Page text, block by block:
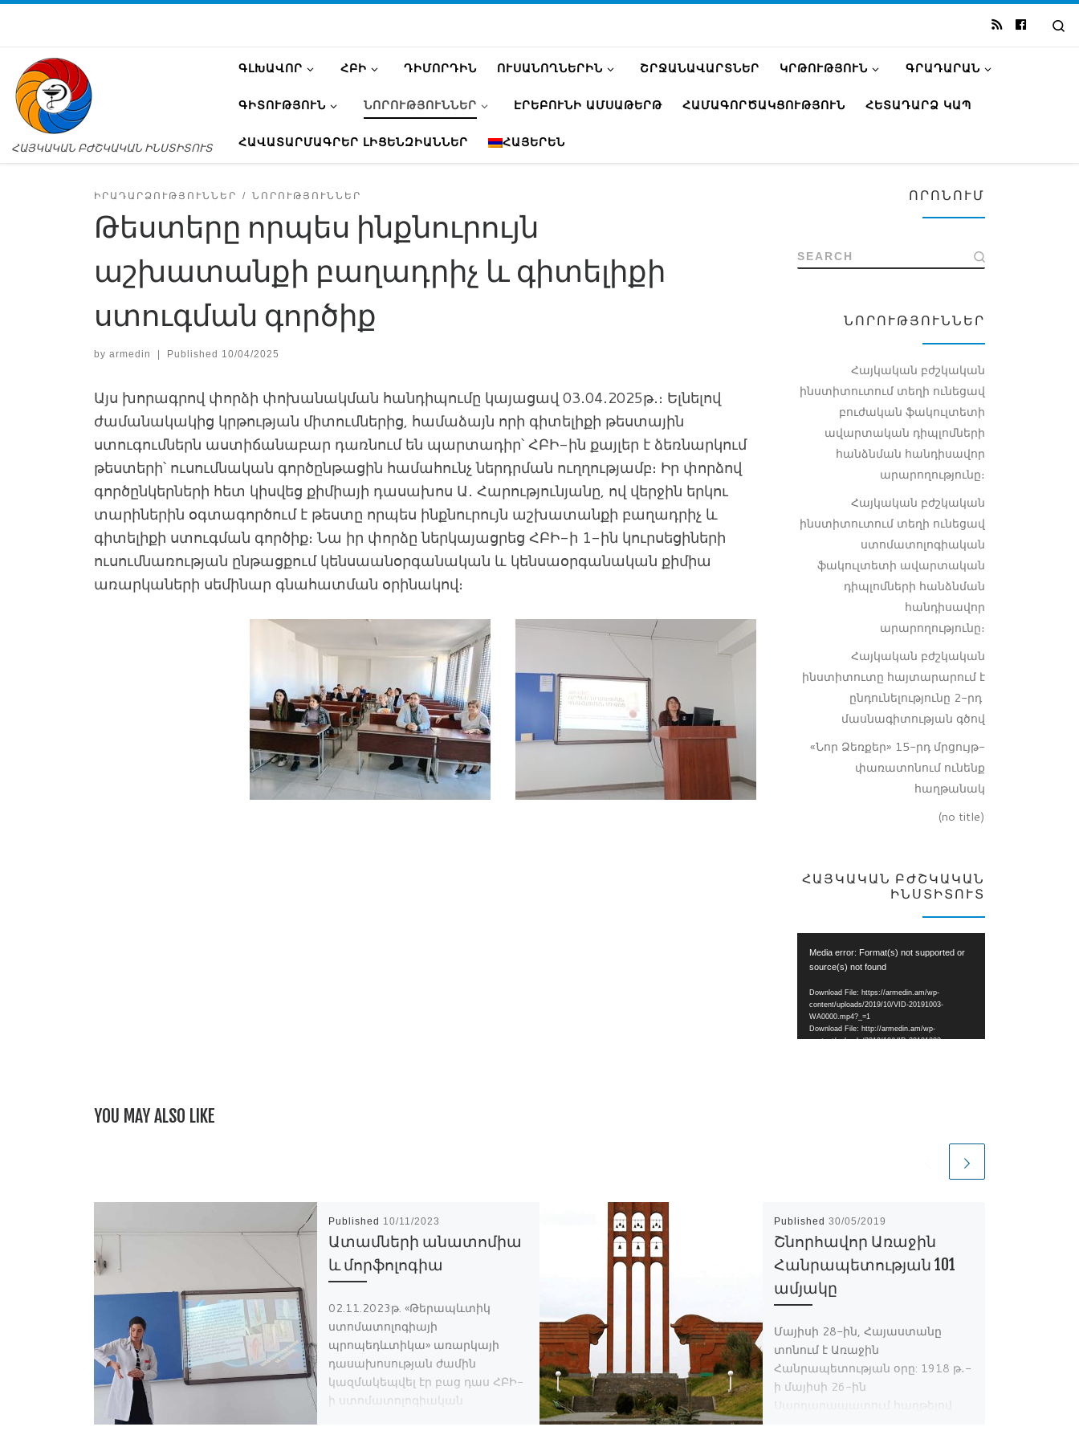
ՀԱՅԿԱԿԱՆ ԲԺՇԿԱԿԱՆ ԻՆՍՏԻՏՈՒՏ
ԳԼԽԱՎՈՐ ՀԲԻ ԴԻՄՈՐԴԻՆ ՈՒՍԱՆՈՂՆԵՐԻՆ ՇՐՋԱՆԱՎԱՐՏՆԵՐ ԿՐԹՈՒԹՅՈՒՆ ԳՐԱԴԱՐԱՆ
ԳԻՏՈՒԹՅՈՒՆ ՆՈՐՈՒԹՅՈՒՆՆԵՐ ԷՐԵԲՈՒՆԻ ԱՄՍԱԹԵՐԹ ՀԱՄԱԳՈՐԾԱԿՑՈՒԹՅՈՒՆ ՀԵՏԱԴԱՐՁ ԿԱՊ
ՀԱՎԱՏԱՐՄԱԳՐԵՐ ԼԻՑԵՆԶԻԱՆՆԵՐ ՀԱՅԵՐԵՆ
ԻՐԱԴԱՐՁՈՒԹՅՈՒՆՆԵՐ ՆՈՐՈՒԹՅՈՒՆՆԵՐ
Թեստերը որպես ինքնուրույն
աշխատանքի բաղադրիչ և գիտելիքի
ստուգման գործիք
by armedin Published 10/04/2025
Այս խորագրով փորձի փոխանակման հանդիպումը կայացավ 03․04․2025թ․։ Ելնելով
ժամանակակից կրթության միտումներից, համաձայն որի գիտելիքի թեստային
ստուգումներն աստիճանաբար դառնում են պարտադիր՝ ՀԲԻ-ին քայլեր է ձեռնարկում
թեստերի՝ ուսումնական գործընթացին համահունչ ներդրման ուղղությամբ։ Իր փորձով
գործընկերների հետ կիսվեց քիմիայի դասախոս Ա․ Հարությունյանը, ով վերջին երկու
տարիներին օգտագործում է թեստը որպես ինքնուրույն աշխատանքի բաղադրիչ և
գիտելիքի ստուգման գործիք։ Նա իր փորձը ներկայացրեց ՀԲԻ-ի 1-ին կուրսեցիների
ուսումնառության ընթացքում կենսաանօրգանական և կենսաօրգանական քիմիա
առարկաների սեմինար գնահատման օրինակով։
YOU MAY ALSO LIKE
Published 10/11/2023
Ատամների անատոմիա
և մորֆոլոգիա
02.11.2023թ. «Թերապևտիկ
ստոմատոլոգիայի
պրոպեդևտիկա» առարկայի
դասախոսության ժամին
կազմակեպվել էր բաց դաս ՀԲԻ-
ի ստոմատոլոգիական
Published 30/05/2019
Շնորհավոր Առաջին
Հանրապետության 101
ամյակը
Մայիսի 28-ին, Հայաստանը
տոնում է Առաջին
Հանրապետության օրը: 1918 թ․-
ի մայիսի 26-ին
Սարդարապատում հաղթելով
ՈՐՈՆՈՒՄ
SEARCH
ՆՈՐՈՒԹՅՈՒՆՆԵՐ
Հայկական բժշկական
ինստիտուտում տեղի ունեցավ
բուժական ֆակուլտետի
ավարտական դիպլոմների
հանձնման հանդիսավոր
արարողությունը։
Հայկական բժշկական
ինստիտուտում տեղի ունեցավ
ստոմատոլոգիական
ֆակուլտետի ավարտական
դիպլոմների հանձնման
հանդիսավոր
արարողությունը։
Հայկական բժշկական
ինստիտուտը հայտարարում է
ընդունելությունը 2-րդ
մասնագիտության գծով
«Նոր Ձեռքեր» 15-րդ մրցույթ-
փառատոնում ունենք
հաղթանակ
(no title)
ՀԱՅԿԱԿԱՆ ԲԺՇԿԱԿԱՆ
ԻՆՍՏԻՏՈՒՏ
Media error: Format(s) not supported or
source(s) not found
Download File: https://armedin.am/wp-
content/uploads/2019/10/VID-20191003-
WA0000.mp4?_=1
Download File: http://armedin.am/wp-
content/uploads/2019/10/VID-20191003-